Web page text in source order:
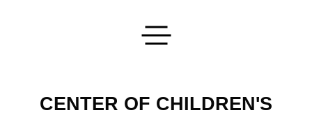
CENTER OF CHILDREN'S